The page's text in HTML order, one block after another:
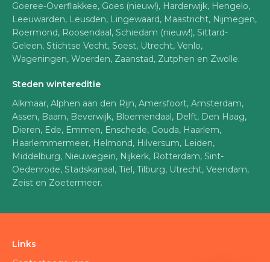
Goeree-Overflakkee, Goes (nieuw!), Harderwijk, Hengelo,
Leeuwarden, Leusden, Lingewaard, Maastricht, Nijmegen,
Roermond, Roosendaal, Schiedam (nieuw!), Sittard-
Geleen, Stichtse Vecht, Soest, Utrecht, Venlo,
Wageningen, Woerden, Zaanstad, Zutphen en Zwolle.
Steden wintereditie
Alkmaar, Alphen aan den Rijn, Amersfoort, Amsterdam,
Assen, Baarn, Beverwijk, Bloemendaal, Delft, Den Haag,
Dieren, Ede, Emmen, Enschede, Gouda, Haarlem,
Haarlemmermeer, Helmond, Hilversum, Leiden,
Middelburg, Nieuwegein, Nijkerk, Rotterdam, Sint-
Oedenrode, Stadskanaal, Tiel, Tilburg, Utrecht, Veendam,
Zeist en Zoetermeer.
Links